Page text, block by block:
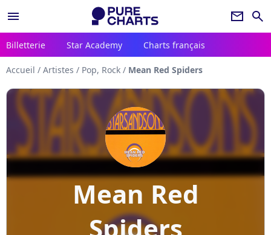
menu newsletter search
Billetterie Star Academy Charts français
Accueil / Artistes / Pop, Rock / Mean Red Spiders
Mean Red
Spiders